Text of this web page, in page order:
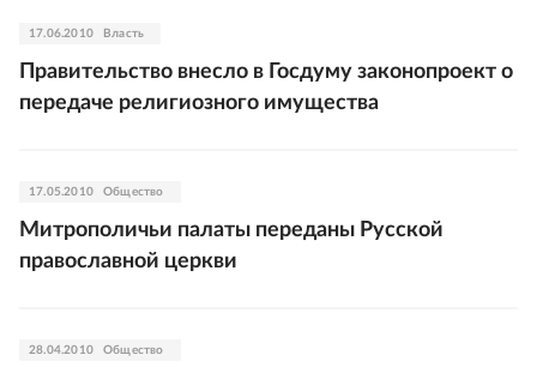
17.06.2010 Власть
Правительство внесло в Госдуму законопроект о
передаче религиозного имущества
17.05.2010 Общество
Митрополичьи палаты переданы Русской
православной церкви
28.04.2010 Общество